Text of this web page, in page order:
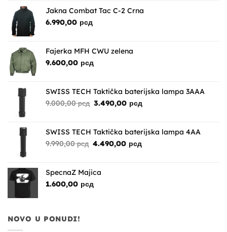
bila:
2.100,00 рсд.
Jakna Combat Tac C-2 Crna
6.990,00 рсд
Fajerka MFH CWU zelena
9.600,00 рсд
SWISS TECH Taktička baterijska lampa 3AAA
9.000,00рсд Originalna
bila:
9.000,00 рсд.
3.490,00 рсдTrenutna
3.490,00 рсд.
SWISS TECH Taktička baterijska lampa 4AA
9.990,00рсд Originalna
bila:
4.490,00 рсдTrenutna
SpecnaZ Majica
1.600,00 рсд
NOVO U PONUDI!